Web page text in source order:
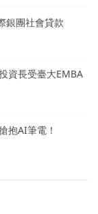
銀團社會貸款
資長受臺大EMBA
抱AI筆電！